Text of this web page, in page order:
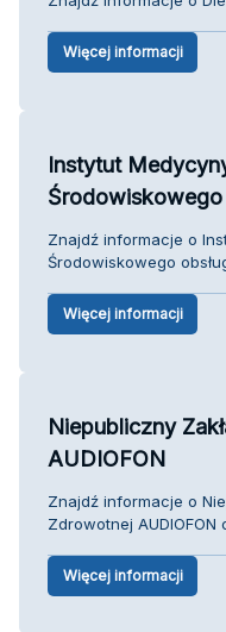
Więcej informacji
Instytut
Środowiskowego
Znajdź informacje o
Środowiskowego
Więcej informacji
Niepubliczny
AUDIOFON
Znajdź informacje o
Zdrowotnej AUDIOFON
Więcej informacji